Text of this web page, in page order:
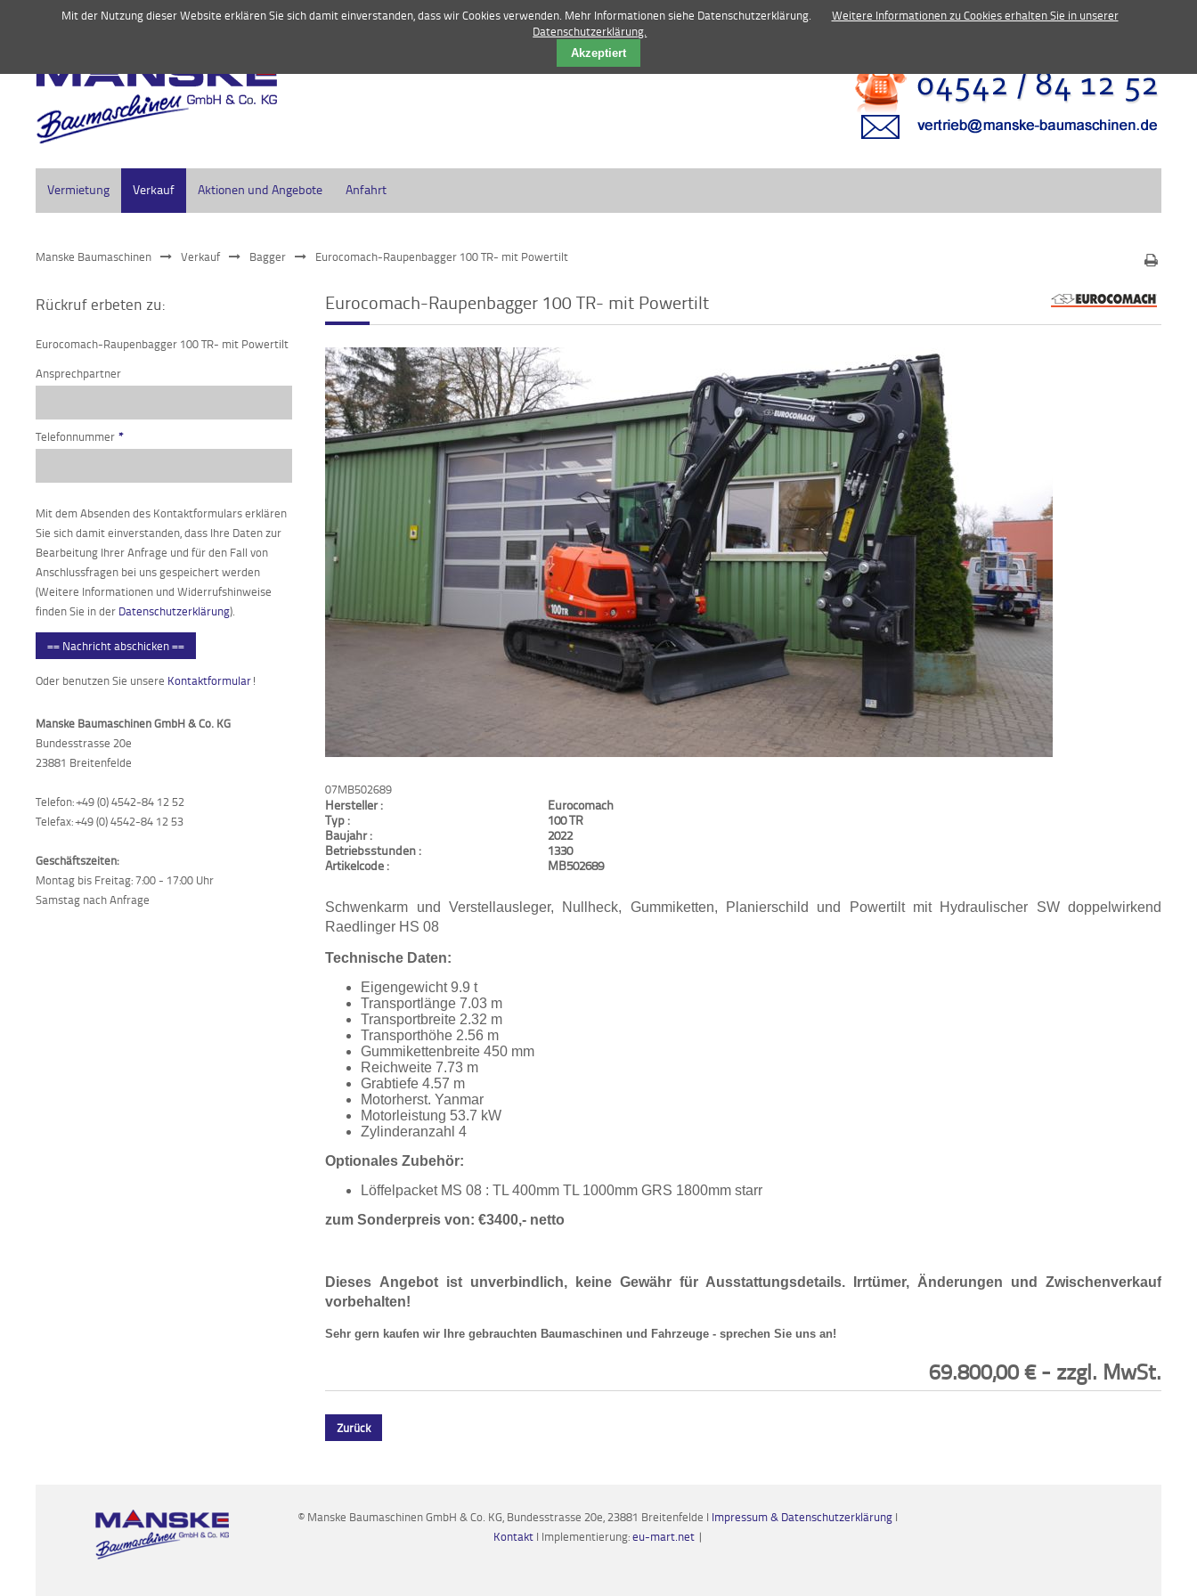
04542 84 12 52 | vertrieb@manske-baumaschinen.de
Vermietung Verkauf Aktionen und Angebote Anfahrt
Manske Baumaschinen Verkauf Bagger Eurocomach-Raupenbagger 100 TR- mit Powertilt
Eurocomach-Raupenbagger 100 TR- mit Powertilt
07MB502689
Hersteller :
Eurocomach
Typ :
100 TR
Baujahr :
2022
Betriebsstunden :
1330
Artikelcode :
MB502689
Schwenkarm und Verstellausleger, Nullheck, Gummiketten, Planierschild und Powertilt mit Hydraulischer SW doppelwirkend
Raedlinger HS 08
Technische Daten:
Eigengewicht 9.9 t
Transportlänge 7.03 m
Transportbreite 2.32 m
Transporthöhe 2.56 m
Gummikettenbreite 450 mm
Reichweite 7.73 m
Grabtiefe 4.57 m
Motorherst. Yanmar
Motorleistung 53.7 kW
Zylinderanzahl 4
Optionales Zubehör:
Löffelpacket MS 08 : TL 400mm TL 1000mm GRS 1800mm starr
zum Sonderpreis von: €3400,- netto
Dieses Angebot ist unverbindlich, keine Gewähr für Ausstattungsdetails. Irrtümer, Änderungen und Zwischenverkauf
vorbehalten!
Sehr gern kaufen wir Ihre gebrauchten Baumaschinen und Fahrzeuge - sprechen Sie uns an!
69.800,00€- zzgl. MwSt.
Zurück
Rückruf erbeten zu:
Eurocomach-Raupenbagger 100 TR- mit Powertilt
Ansprechpartner
Telefonnummer *
Mit dem Absenden des Kontaktformulars erklären
Sie sich damit einverstanden, dass Ihre Daten zur
Bearbeitung Ihrer Anfrage und für den Fall von
Anschlussfragen bei uns gespeichert werden
(Weitere Informationen und Widerrufshinweise
finden Sie in der Datenschutzerklärung).
== Nachricht abschicken ==
Oder benutzen Sie unsere Kontaktformular!
Manske Baumaschinen GmbH & Co. KG
Bundesstrasse 20e
23881 Breitenfelde
Telefon: +49 (0) 4542-84 12 52
Telefax: +49 (0) 4542-84 12 53
Geschäftszeiten:
Montag bis Freitag: 7:00 - 17:00 Uhr
Samstag nach Anfrage
© Manske Baumaschinen GmbH & Co. KG, Bundesstrasse 20e, 23881 Breitenfelde I Impressum & Datenschutzerklärung I
Kontakt I Implementierung:eu-mart.net|
Mit der Nutzung dieser Website erklären Sie sich damit einverstanden, dass wir Cookies verwenden. Mehr Informationen siehe Datenschutzerklärung.
Weitere Informationen zu Cookies erhalten Sie in unserer
Datenschutzerklärung.
Akzeptiert